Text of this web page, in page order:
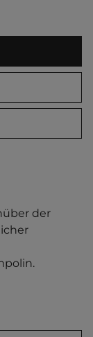
der
Dart und
die